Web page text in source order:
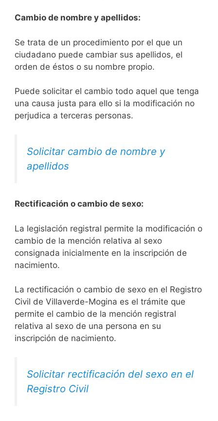
Cambio de nombre y apellidos:
Se trata de un procedimiento por el que un
ciudadano puede cambiar sus apellidos, el
orden de éstos o su nombre propio.
Puede solicitar el cambio todo aquel que tenga
una causa justa para ello si la modificación no
perjudica a terceras personas.
Solicitar cambio de nombre y
apellidos
Rectificación o cambio de sexo:
La legislación registral permite la modificación o
cambio de la mención relativa al sexo
consignada inicialmente en la inscripción de
nacimiento.
La rectificación o cambio de sexo en el Registro
Civil de Villaverde-Mogina es el trámite que
permite el cambio de la mención registral
relativa al sexo de una persona en su
inscripción de nacimiento.
Solicitar rectificación del sexo en el
Registro Civil